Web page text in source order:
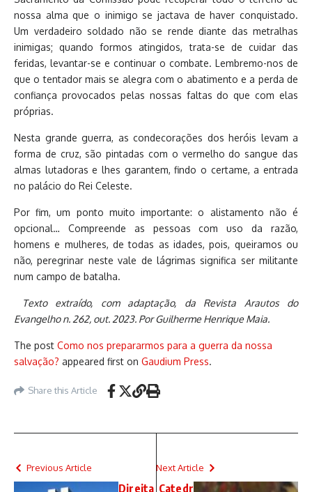
nossa alma que o inimigo se jactava de haver conquistado.
Um verdadeiro soldado não se rende diante das metralhas
inimigas; quando formos atingidos, trata-se de cuidar das
feridas, levantar-se e continuar o combate. Lembremo-nos de
que o tentador mais se alegra com o abatimento e a perda de
confiança provocados pelas nossas faltas do que com elas
próprias.
Nesta grande guerra, as condecorações dos heróis levam a
forma de cruz, são pintadas com o vermelho do sangue das
almas lutadoras e lhes garantem, findo o certame, a entrada
no palácio do Rei Celeste.
Por fim, um ponto muito importante: o alistamento não é
opcional… Compreende as pessoas com uso da razão,
homens e mulheres, de todas as idades, pois, queiramos ou
não, peregrinar neste vale de lágrimas significa ser militante
num campo de batalha.
Texto extraído, com adaptação, da Revista Arautos do
Evangelho n. 262, out. 2023. Por Guilherme Henrique Maia.
The post Como nos prepararmos para a guerra da nossa
salvação? appeared first on Gaudium Press.
Share this Article
Previous Article
Direita
Next Article
Catedr